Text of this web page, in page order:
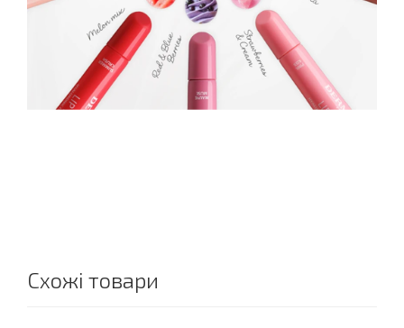
Схожі товари